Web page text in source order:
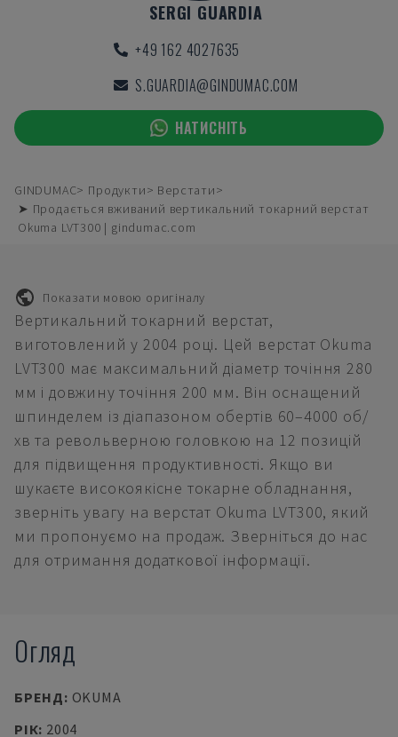
SERGI GUARDIA
+49 162 4027635
S.GUARDIA@GINDUMAC.COM
НАТИСНІТЬ
GINDUMAC Продукти
Верстати
➤ Продається вживаний вертикальний токарний верстат
Okuma LVT300 | gindumac.com
Показати мовою оригіналу
Вертикальний токарний верстат,
виготовлений у 2004 році. Цей верстат Okuma
LVT300 має максимальний діаметр точіння 280
мм і довжину точіння 200 мм. Він оснащений
шпинделем із діапазоном обертів 60–4000 об/
хв та револьверною головкою на 12 позицій
для підвищення продуктивності. Якщо ви
шукаєте високоякісне токарне обладнання,
зверніть увагу на верстат Okuma LVT300, який
ми пропонуємо на продаж. Зверніться до нас
для отримання додаткової інформації.
Огляд
БРЕНД: OKUMA
РІК: 2004